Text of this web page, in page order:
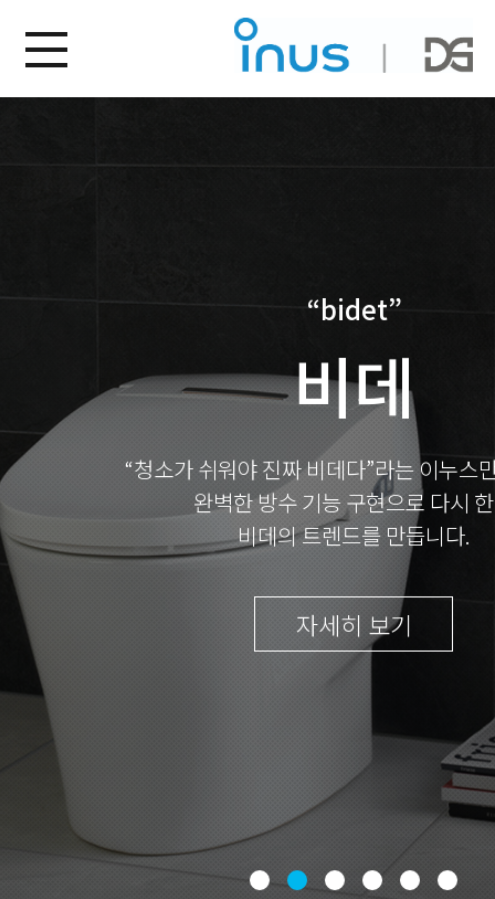
“bidet”
비데
“청소가 쉬워야 진짜 비데다”라는 이누스
완벽한 방수 기능 구현으로 다시
비데의 트렌드를 만듭니다.
자세히 보기